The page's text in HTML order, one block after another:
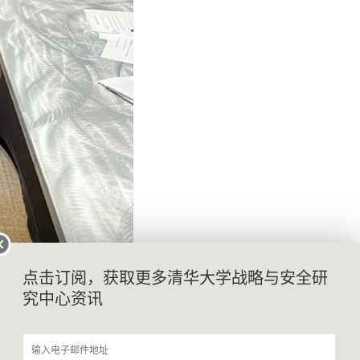
点击订阅，获取更多清华大学战略与安全研
究中心资讯